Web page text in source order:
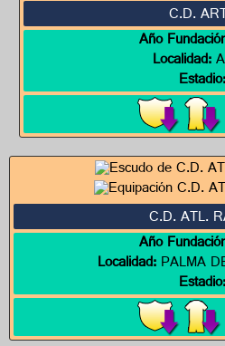
C.D.
Año
Localidad:
Estadio:
C.D. ATL.
Año
Localidad:PALMA
Estadio: